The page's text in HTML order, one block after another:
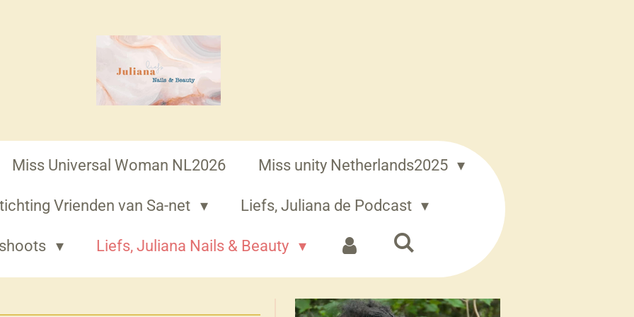
Miss Universal Woman NL2026 Miss unity Netherlands2025
Vrienden van Sa-net Liefs, Juliana de Podcast
Liefs, Juliana Nails & Beauty